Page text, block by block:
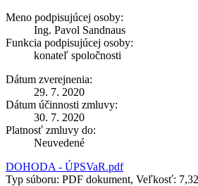
Meno podpisujúcej osoby:
Ing. Pavol Sandnaus
Funkcia podpisujúcej osoby:
konateľ spoločnosti
Dátum zverejnenia:
29. 7. 2020
Dátum účinnosti zmluvy:
30. 7. 2020
Platnosť zmluvy do:
Neuvedené
DOHODA - ÚPSVaR.pdf
Typ súboru: PDF dokument, Veľkosť: